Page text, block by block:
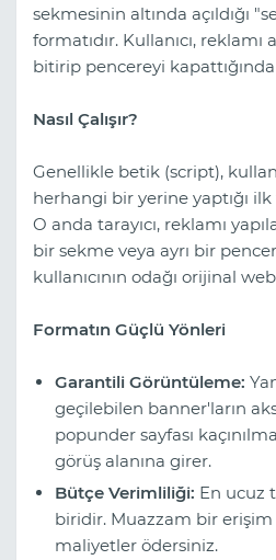
sekmesinin altında açıldığı
formatıdır. Kullanıcı,
bitirip pencereyi
Nasıl Çalışır?
Genellikle betik (script),
herhangi bir yerine yaptığı
O anda tarayıcı, reklamı
bir sekme veya ayrı bir
kullanıcının odağı orijinal
Formatın Güçlü Yönleri
Garantili Görüntüleme:
geçilebilen banner'ların
popunder sayfası
görüş alanına girer.
Bütçe Verimliliği: En ucuz
biridir. Muazzam bir
maliyetler ödersiniz.